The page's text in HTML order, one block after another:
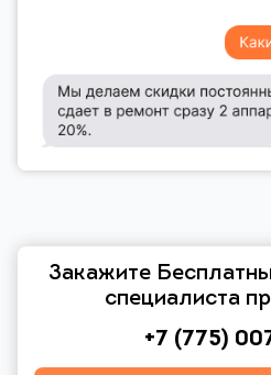
Закажите
специалиста
+7 (775)